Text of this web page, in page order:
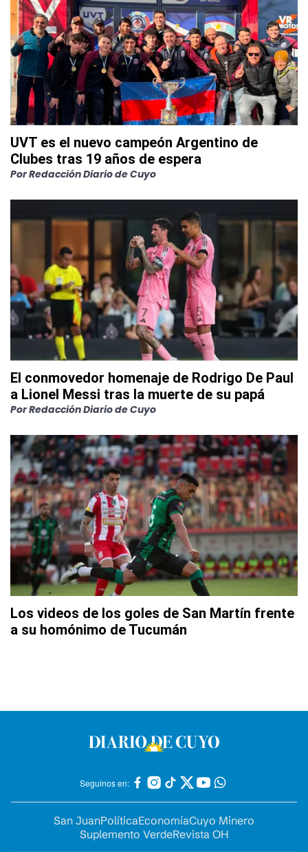
UVT es el nuevo campeón Argentino de
Clubes tras 19 años de espera
PorRedacción Diario de Cuyo
El conmovedor homenaje de Rodrigo De Paul
a Lionel Messi tras la muerte de su papá
PorRedacción Diario de Cuyo
Los videos de los goles de San Martín frente
a su homónimo de Tucumán
Seguinos en:
San JuanPolíticaEconomíaCuyo Minero
Suplemento VerdeRevista OH